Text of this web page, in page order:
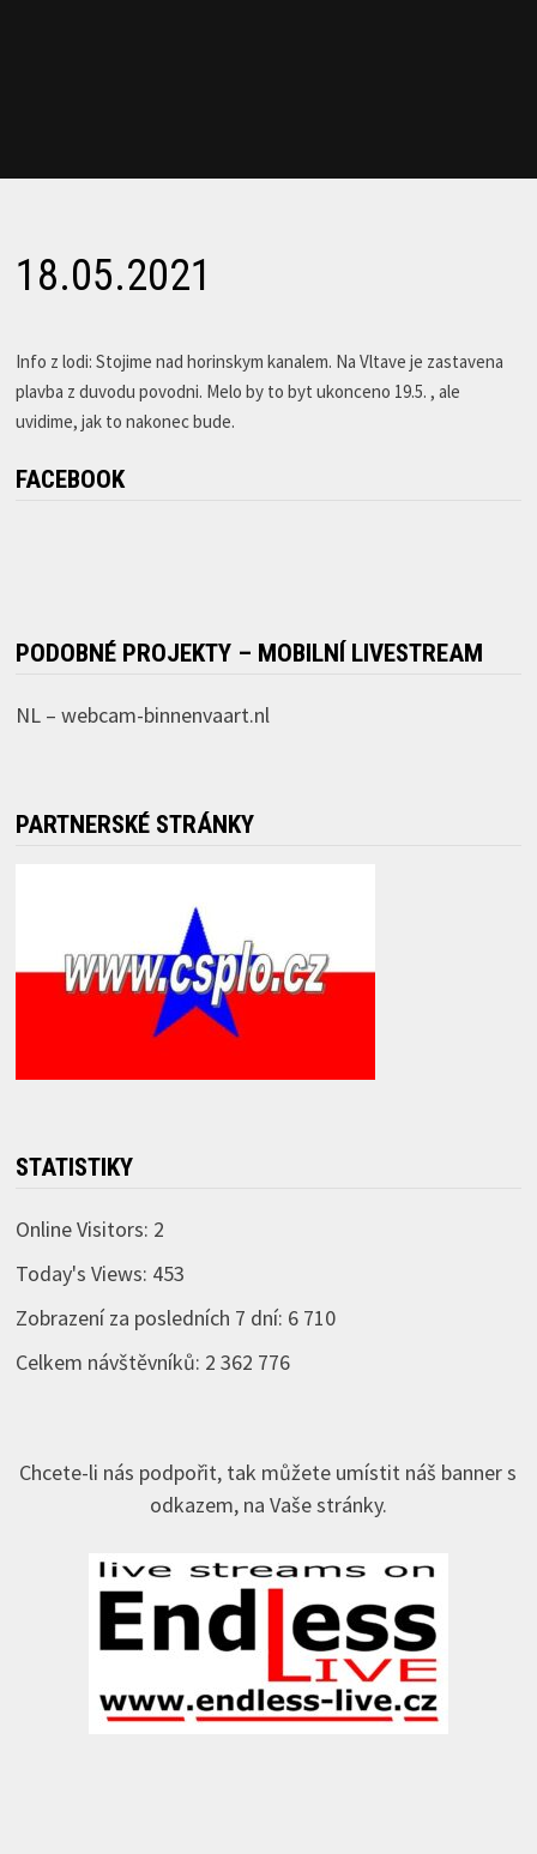
18.05.2021
Info z lodi: Stojime nad horinskym kanalem. Na Vltave je zastavena
plavba z duvodu povodni. Melo by to byt ukonceno 19.5. , ale
uvidime, jak to nakonec bude.
FACEBOOK
PODOBNÉ PROJEKTY – MOBILNÍ LIVESTREAM
NL – webcam-binnenvaart.nl
PARTNERSKÉ STRÁNKY
STATISTIKY
Online Visitors: 2
Today's Views: 453
Zobrazení za posledních 7 dní: 6 710
Celkem návštěvníků: 2 362 776
Chcete-li nás podpořit, tak můžete umístit náš banner s
odkazem, na Vaše stránky.